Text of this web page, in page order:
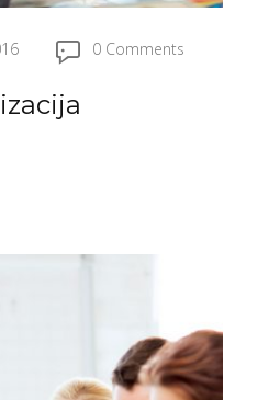
0 Comments